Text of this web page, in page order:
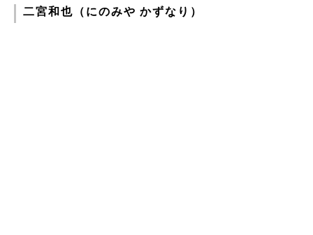
二宮和也（にのみや かずなり）